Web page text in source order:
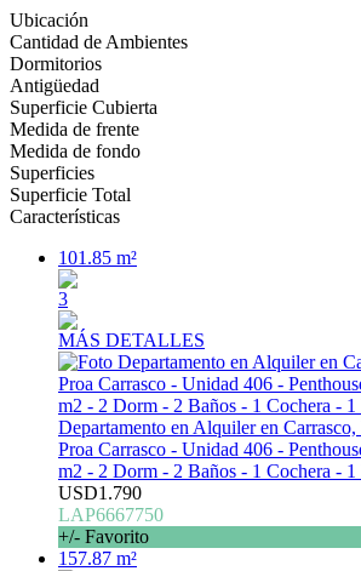
Ubicación
Cantidad de Ambientes
Dormitorios
Antigüedad
Superficie Cubierta
Medida de frente
Medida de fondo
Superficies
Superficie Total
Características
101.85 m²
3
MÁS DETALLES
Departamento en Alquiler en
Proa Carrasco - Unidad 406 -
m2 - 2 Dorm - 2 Baños - 1 Cochera - 1
USD1.790
LAP6667750
+/- Favorito
157.87 m²